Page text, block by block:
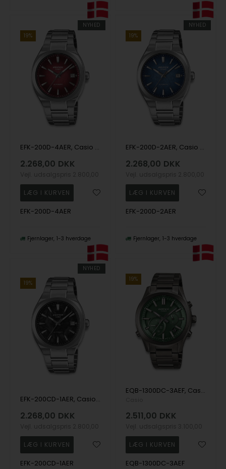
NYHED
19%
EFK-200D-4AER, Casio Edifice EFK-200D-4AER Automatik Herre m/lænke
2.268,00 DKK
EFK-200D-4AER
Fjernlager 1-3 hverdage
NYHED
19%
EFK-200D-2AER, Casio Edifice EFK-200D-2AER Automatik Herre m/lænke
2.268,00 DKK
EFK-200D-2AER
Fjernlager 1-3 hverdage
NYHED
19%
EFK-200CD-1AER, Casio Edifice EFK-200CD-1AER Automatik Herre m/lænke
2.268,00 DKK
EFK-200CD-1AER
19%
EQB-1300DC-3AEF, Casio Edifice EQB-1300DC-3AEF Quartz Herre m/lænke
2.511,00 DKK
EQB-1300DC-3AEF